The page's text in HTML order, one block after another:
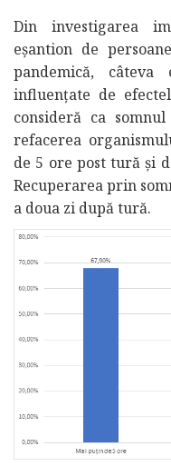
Din investigarea
eșantion de
pandemică,
influențate de
consideră ca
refacerea
de 5 ore post tură și
Recuperarea prin
a doua zi după tură.